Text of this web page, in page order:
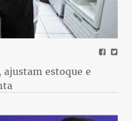
estoque e